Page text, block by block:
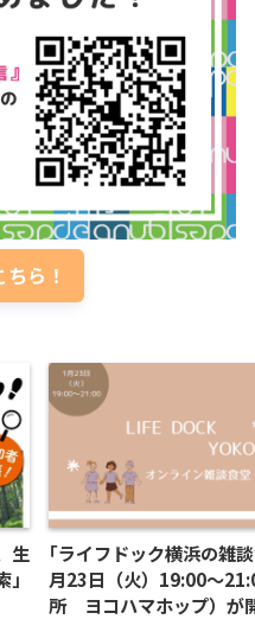
ら！
生
｢ライフドック横浜の雑
月23日（火）19:00～
所 ヨコハマホップ）が